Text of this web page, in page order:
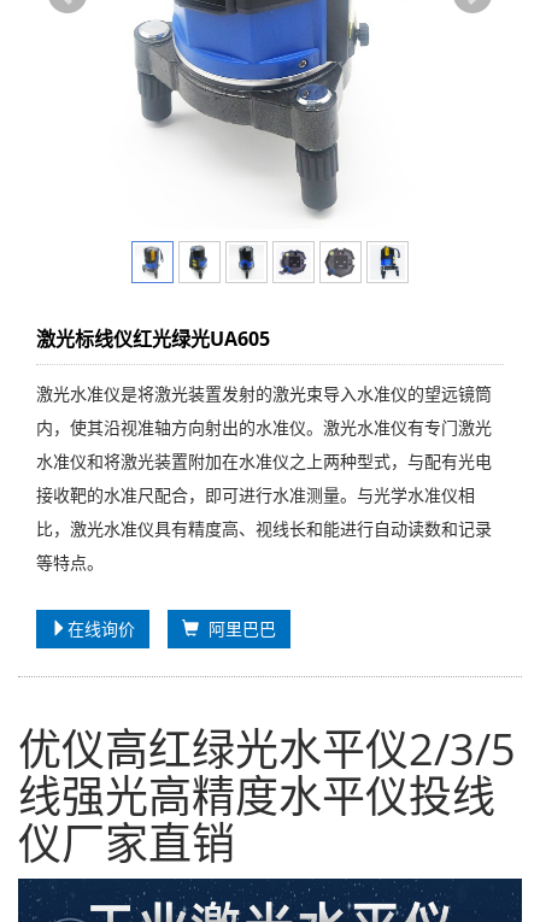
激光标线仪红光绿光UA605
激光水准仪是将激光装置发射的激光束导入水准仪的望远镜筒
内，使其沿视准轴方向射出的水准仪。激光水准仪有专门激光
水准仪和将激光装置附加在水准仪之上两种型式，与配有光电
接收靶的水准尺配合，即可进行水准测量。与光学水准仪相
比，激光水准仪具有精度高、视线长和能进行自动读数和记录
等特点。
在线询价 阿里巴巴
优仪高红绿光水平仪2/3/5
线强光高精度水平仪投线
仪厂家直销